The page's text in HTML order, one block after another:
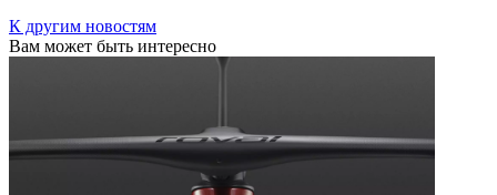
К другим новостям
Вам может быть интересно